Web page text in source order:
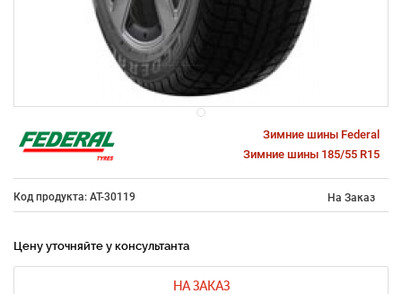
Зимние шины Federal
Зимние шины 185/55 R15
Код продукта: AT-30119 На Заказ
Цену уточняйте у консультанта
НА ЗАКАЗ